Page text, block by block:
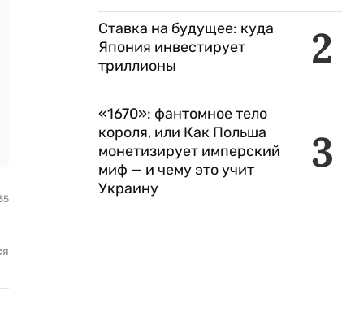
2
Ставка на будущее: куда
Япония инвестирует
триллионы
3
«1670»: фантомное тело
короля, или Как Польша
монетизирует имперский
миф — и чему это учит
Украину